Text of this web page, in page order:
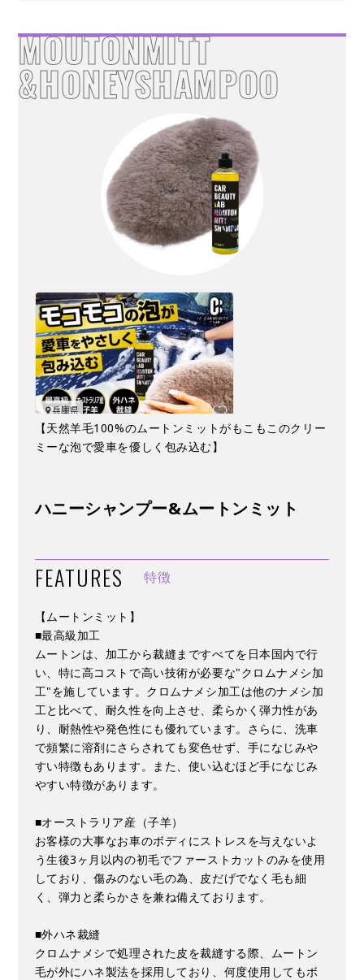
MOUTONMITT
&HONEYSHAMPOO
【天然羊毛100%のムートンミットがもこもこのクリー
ミーな泡で愛車を優しく包み込む】
ハニーシャンプー&ムートンミット
FEATURES 特徴
【ムートンミット】
■最高級加工
ムートンは、加工から裁縫まですべてを日本国内で行
い、特に高コストで高い技術が必要な"クロムナメシ加
工"を施しています。クロムナメシ加工は他のナメシ加
工と比べて、耐久性を向上させ、柔らかく弾力性があ
り、耐熱性や発色性にも優れています。さらに、洗車
で頻繁に溶剤にさらされても変色せず、手になじみや
すい特徴もあります。また、使い込むほど手になじみ
やすい特徴があります。
■オーストラリア産（子羊）
お客様の大事なお車のボディにストレスを与えないよ
う生後3ヶ月以内の初毛でファーストカットのみを使用
しており、傷みのない毛の為、皮だげでなく毛も細
く、弾力と柔らかさを兼ね備えております。
■外ハネ裁縫
クロムナメシで処理された皮を裁縫する際、ムートン
毛が外にハネ製法を採用しており、何度使用してもボ